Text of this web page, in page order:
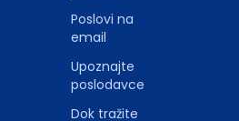
Poslovi na
email
Upoznajte
poslodavce
Dok tražite